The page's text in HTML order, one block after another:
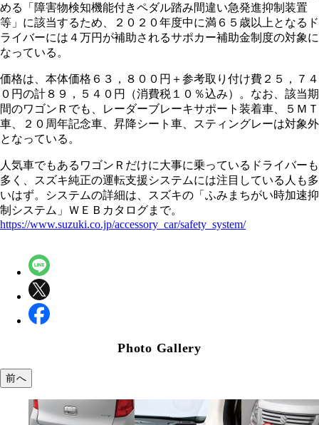
める「障害物検知機能付きペダル踏み間違い急発進抑制装置
等」に該当するため、２０２０年度中に満６５歳以上となるド
ライバーには４万円が補助されるサポカー補助金制度の対象に
なっている。
価格は、本体価格６３，８００円＋参考取り付け費２５，７４
０円の計８９，５４０円（消費税１０％込み）。なお、該当期
間のワゴンＲでも、レーダーブレーキサポート装着車、５ＭＴ
車、２０周年記念車、昇降シート車、スティングレーは対象外
となっている。
人気車でもあるワゴンＲだけに大事に乗っているドライバーも
多く、スズキ純正の運転支援システムには注目している人も多
いはず。システムの詳細は、スズキの「ふみまちがい時加速抑
制システム」ＷＥＢカタログまで。
https://www.suzuki.co.jp/accessory_car/safety_system/
Photo Gallery
前へ